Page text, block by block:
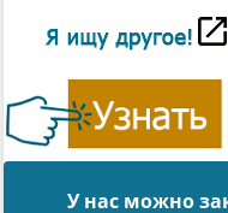
У нас можно